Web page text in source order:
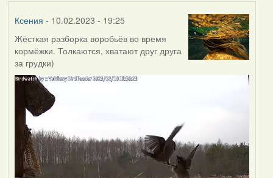
Ксения - 10.02.2023 - 19:25
Жёсткая разборка воробьёв во время
кормёжки. Толкаются, хватают друг друга
за грудки)